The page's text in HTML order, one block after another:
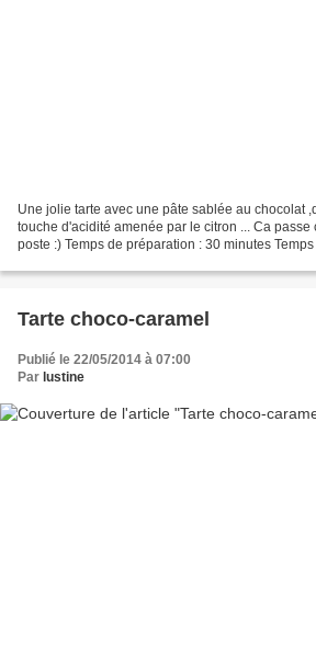
Une jolie tarte avec une pâte sablée au chocolat
touche d'acidité amenée par le citron ... Ca passe
poste :) Temps de préparation : 30 minutes Temps
Tarte choco-caramel
Publié le 22/05/2014 à 07:00
Par lustine